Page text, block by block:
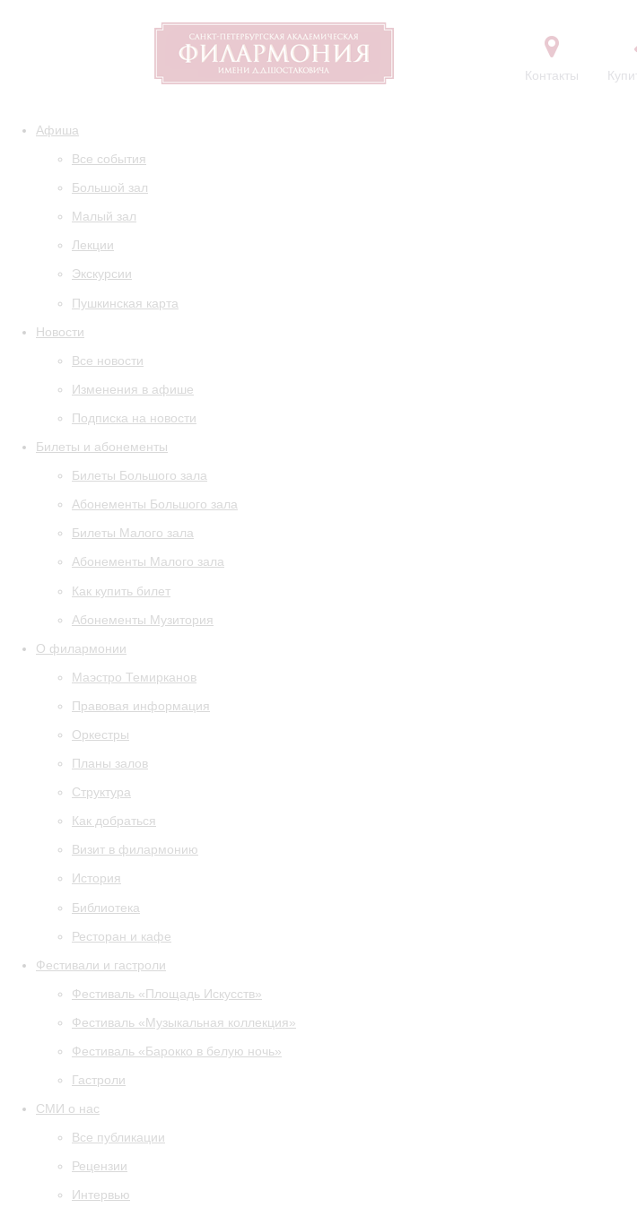
Контакты
Афиша
Все события
Большой зал
Малый зал
Лекции
Экскурсии
Пушкинская карта
Новости
Все новости
Изменения в афише
Подписка на новости
Билеты и абонементы
Билеты Большого зала
Абонементы Большого зала
Билеты Малого зала
Абонементы Малого зала
Как купить билет
Абонементы Музитория
О филармонии
Маэстро Темирканов
Правовая информация
Оркестры
Планы залов
Структура
Как добраться
Визит в филармонию
История
Библиотека
Ресторан и кафе
Фестивали и гастроли
Фестиваль «Площадь Искусств»
Фестиваль «Музыкальная коллекция»
Фестиваль «Барокко в белую ночь»
Гастроли
СМИ о нас
Все публикации
Рецензии
Интервью